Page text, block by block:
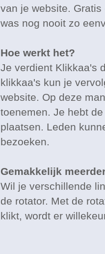
van je website.
was nog nooit zo
Hoe werkt het?
Je verdient Klikkaa's
klikkaa's kun je
website. Op deze
toenemen. Je hebt
plaatsen. Leden
bezoeken.
Gemakkelijk
Wil je verschillende
de rotator. Met de
klikt, wordt er